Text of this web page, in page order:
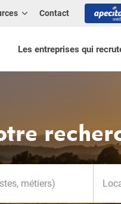
Les entreprises qui
Contact